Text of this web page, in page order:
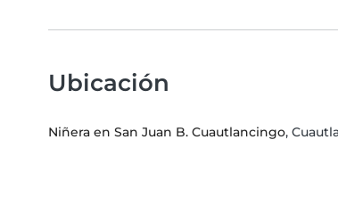
Ubicación
Niñera en San Juan B. Cuautlancingo,